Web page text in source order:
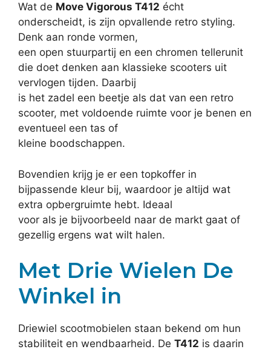
Wat de Move Vigorous T412 écht
onderscheidt, is zijn opvallende retro styling.
Denk aan ronde vormen,
een open stuurpartij en een chromen tellerunit
die doet denken aan klassieke scooters uit
vervlogen tijden. Daarbij
is het zadel een beetje als dat van een retro
scooter, met voldoende ruimte voor je benen en
eventueel een tas of
kleine boodschappen.
Bovendien krijg je er een topkoffer in
bijpassende kleur bij, waardoor je altijd wat
extra opbergruimte hebt. Ideaal
voor als je bijvoorbeeld naar de markt gaat of
gezellig ergens wat wilt halen.
Met Drie Wielen De
Winkel in
Driewiel scootmobielen staan bekend om hun
stabiliteit en wendbaarheid. De T412 is daarin